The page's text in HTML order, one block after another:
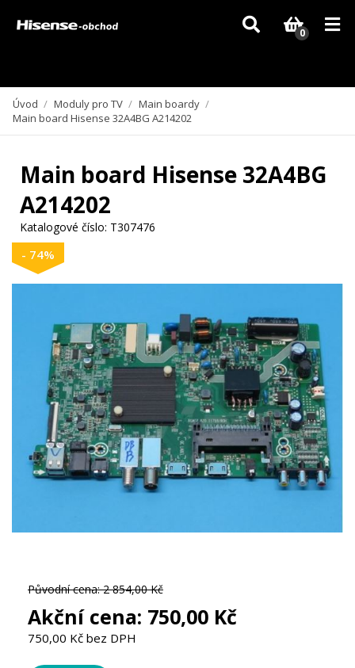
Vzhledem k aktuální situaci se může dodání dílů, které nejsou skladem,
zpozdit. Děkujeme za pochopení.
0
Úvod / Moduly pro TV / Main boardy /
Main board Hisense 32A4BG A214202
Main board Hisense 32A4BG
A214202
Katalogové číslo: T307476
- 74%
Původní cena: 2 854,00 Kč
Akční cena: 750,00 Kč
750,00 Kč bez DPH